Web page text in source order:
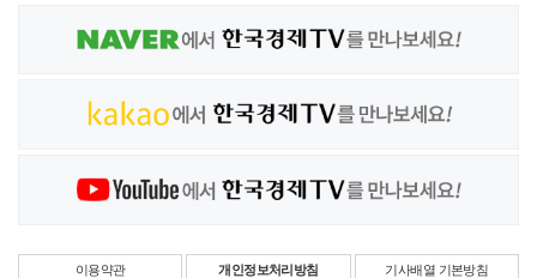
이용약관 개인정보처리방침 기사배열 기본방침